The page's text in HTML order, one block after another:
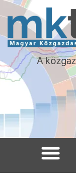
A